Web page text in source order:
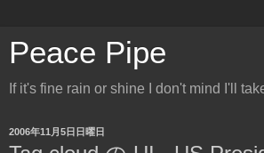
Peace Pipe
If it's fine rain or shine I don't mind I'll
2006年11月5日日曜日